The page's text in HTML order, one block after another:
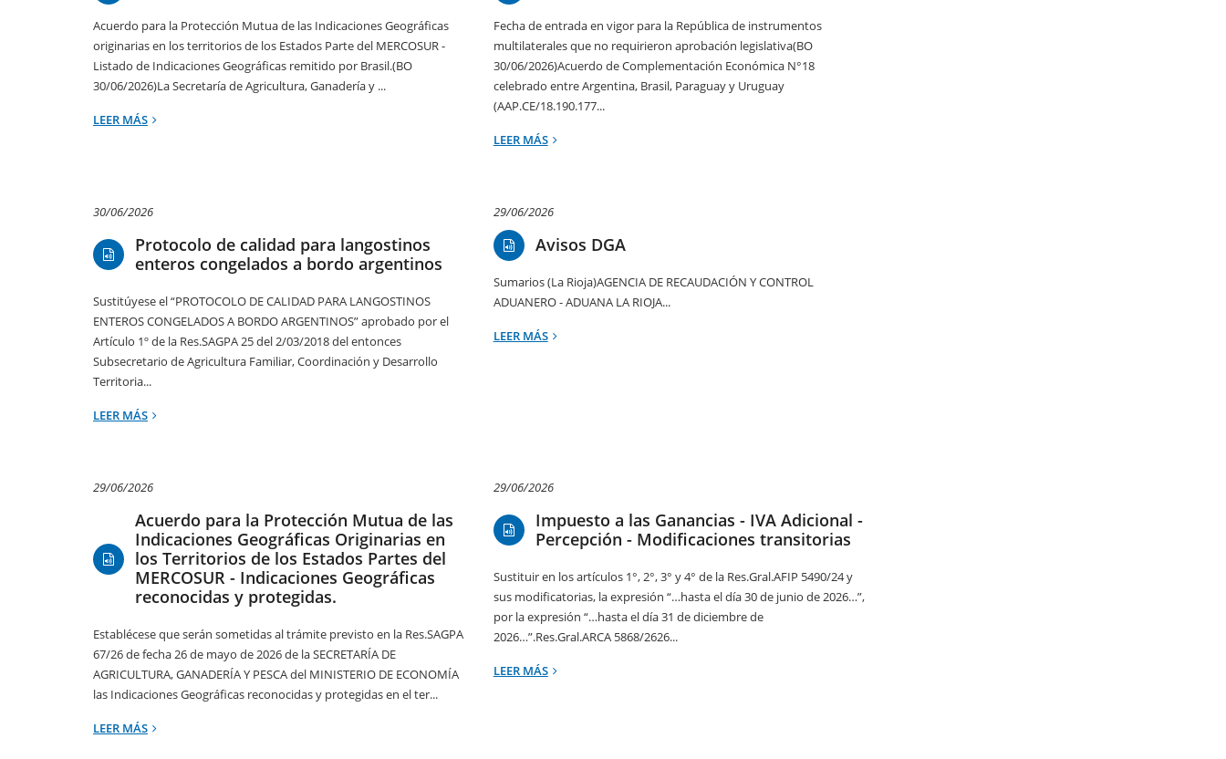
Acuerdo para la Protección Mutua de las Indicaciones Geográficas
originarias en los territorios de los Estados Parte del MERCOSUR -
Listado de Indicaciones Geográficas remitido por Brasil.(BO
30/06/2026)La Secretaría de Agricultura, Ganadería y ...
LEER MÁS
Fecha de entrada en vigor para la República de instrumentos
multilaterales que no requirieron aprobación legislativa(BO
30/06/2026)Acuerdo de Complementación Económica N°18
celebrado entre Argentina, Brasil, Paraguay y Uruguay
(AAP.CE/18.190.177...
LEER MÁS
30/06/2026
Protocolo de calidad para langostinos
enteros congelados a bordo argentinos
Sustitúyese el “PROTOCOLO DE CALIDAD PARA LANGOSTINOS
ENTEROS CONGELADOS A BORDO ARGENTINOS” aprobado por el
Artículo 1º de la Res.SAGPA 25 del 2/03/2018 del entonces
Subsecretario de Agricultura Familiar, Coordinación y Desarrollo
Territoria...
LEER MÁS
29/06/2026
Avisos DGA
Sumarios (La Rioja)AGENCIA DE RECAUDACIÓN Y CONTROL
ADUANERO - ADUANA LA RIOJA...
LEER MÁS
29/06/2026
Acuerdo para la Protección Mutua de las
Indicaciones Geográficas Originarias en
los Territorios de los Estados Partes del
MERCOSUR - Indicaciones Geográficas
reconocidas y protegidas.
Establécese que serán sometidas al trámite previsto en la Res.SAGPA
67/26 de fecha 26 de mayo de 2026 de la SECRETARÍA DE
AGRICULTURA, GANADERÍA Y PESCA del MINISTERIO DE ECONOMÍA
las Indicaciones Geográficas reconocidas y protegidas en el ter...
LEER MÁS
29/06/2026
Impuesto a las Ganancias - IVA Adicional -
Percepción - Modificaciones transitorias
Sustituir en los artículos 1°, 2°, 3° y 4° de la Res.Gral.AFIP 5490/24 y
sus modificatorias, la expresión “…hasta el día 30 de junio de 2026…”,
por la expresión “…hasta el día 31 de diciembre de
2026…”.Res.Gral.ARCA 5868/2626...
LEER MÁS